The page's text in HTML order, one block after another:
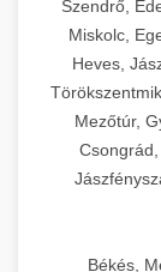
Szendrő,
Miskolc,
Heves,
Mezőtúr,
Békés,